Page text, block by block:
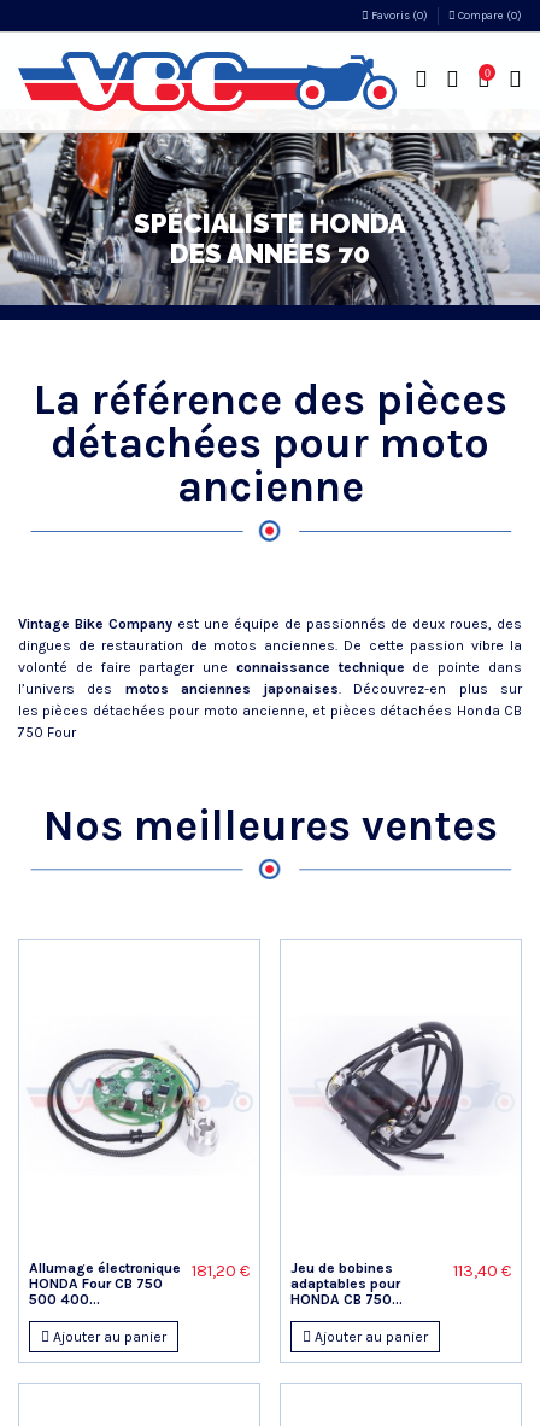
Favoris (0) Compare (0)
0
La référence des pièces
détachées pour moto
ancienne
Vintage Bike Company est une équipe de passionnés de deux roues, des
dingues de restauration de motos anciennes. De cette passion vibre la
volonté de faire partager une connaissance technique de pointe dans
l’univers des motos anciennes japonaises . Découvrez-en plus sur
les pièces détachées pour moto ancienne , et pièces détachées Honda CB
750 Four
Nos meilleures ventes
Allumage électronique
HONDA Four CB 750
500 400...
181,20 €
Ajouter au panier
Jeu de bobines
adaptables pour
HONDA CB 750...
113,40 €
Ajouter au panier